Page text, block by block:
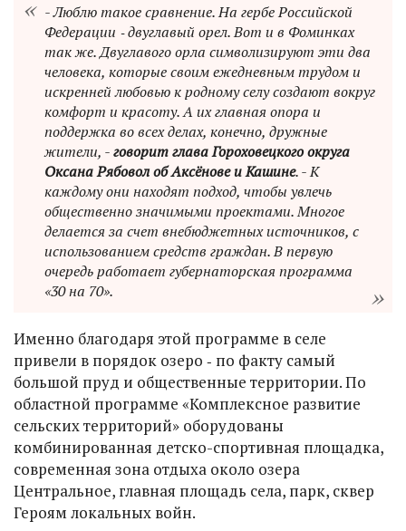
- Люблю такое сравнение. На гербе Российской
Федерации ‑ двуглавый орел. Вот и в Фоминках
так же. Двуглавого орла символизируют эти два
человека, которые своим ежедневным трудом и
искренней любовью к родному селу создают вокруг
комфорт и красоту. А их главная опора и
поддержка во всех делах, конечно, дружные
жители, -говорит глава Гороховецкого округа
Оксана Рябовол об Аксёнове и Кашине. - К
каждому они находят подход, чтобы увлечь
общественно значимыми проектами. Многое
делается за счет внебюджетных источников, с
использованием средств граждан. В первую
очередь работает губернаторская программа
«30 на 70».
Именно благодаря этой программе в селе
привели в порядок озеро ‑ по факту самый
большой пруд и общественные территории. По
областной программе «Комплексное развитие
сельских территорий» оборудованы
комбинированная детско-спортивная площадка,
современная зона отдыха около озера
Центральное, главная площадь села, парк, сквер
Героям локальных войн.